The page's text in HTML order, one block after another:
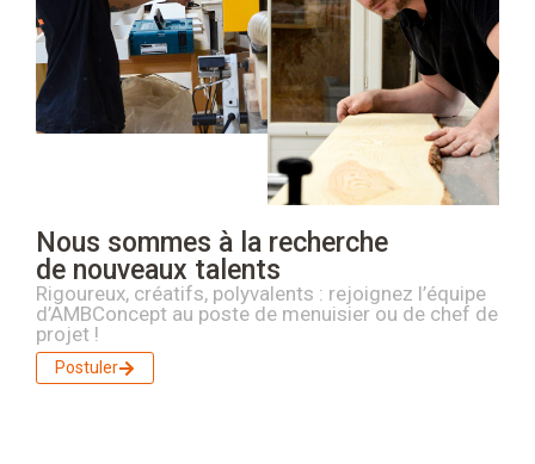
Nous sommes à la recherche
de nouveaux talents
Rigoureux, créatifs, polyvalents : rejoignez l’équipe
d’AMBConcept au poste de menuisier ou de chef de
projet !
Postuler